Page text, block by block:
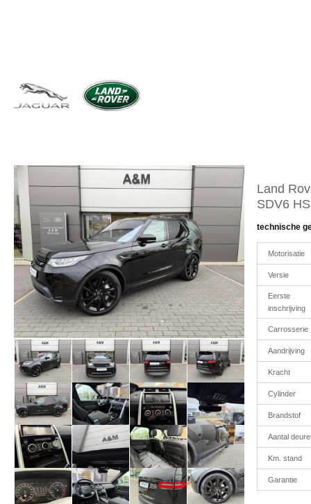
Land
SDV6
technische
Motorisatie
Versie
Eerste
inschrijving
Carrosserie
Aandrijving
Kracht
Cylinder
Brandstof
Aantal
Km. stand
Garantie